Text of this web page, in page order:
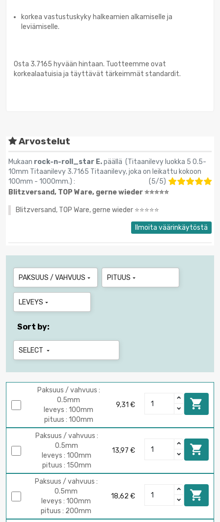
korkea vastustuskyky halkeamien alkamiselle ja
leviämiselle.
Osta 3.7165 hyvään hintaan. Tuotteemme ovat
korkealaatuisia ja täyttävät tärkeimmät standardit.
Arvostelut
Mukaan rock-n-roll_star E.päällä (Titaanilevy luokka 5 0.5-
10mm Titaanilevy 3.7165 Titaanilevy, joka on leikattu kokoon
100mm - 1000mm.) : (5/5)
Blitzversand, TOP Ware, gerne wieder ⭐️⭐️⭐️⭐️⭐️
Blitzversand, TOP Ware, gerne wieder ⭐️⭐️⭐️⭐️⭐️
Ilmoita väärinkäytöstä
PAKSUUS / VAHVUUS  PITUUS 
LEVEYS 
Sort by:
SELECT 
Paksuus / vahvuus :
0.5mm
leveys : 100mm
pituus : 100mm
9,31 € 
Paksuus / vahvuus :
0.5mm
leveys : 100mm
pituus : 150mm
13,97 € 
Paksuus / vahvuus :
0.5mm
leveys : 100mm
pituus : 200mm
18,62 € 